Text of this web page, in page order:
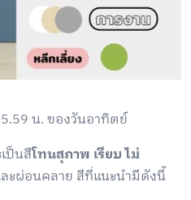
น. ของวันอาทิตย์
ป็นสีโทนสุภาพ เรียบ ไม่
ะผ่อนคลาย สีที่แนะนำมีดังนี้